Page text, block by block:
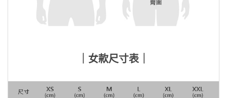
｜女款尺寸表｜